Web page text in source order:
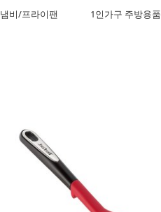
냄비/프라이팬 1인가구 주방용품